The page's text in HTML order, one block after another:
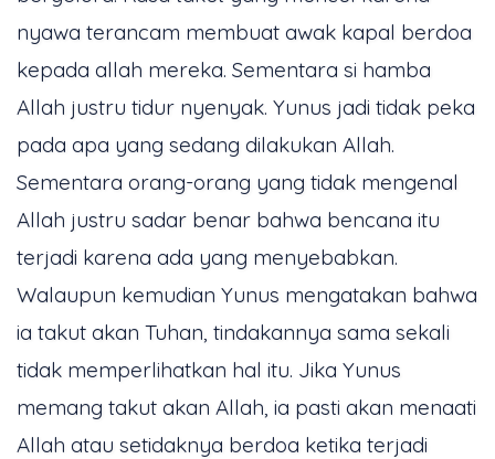
nyawa terancam membuat awak kapal berdoa
kepada allah mereka. Sementara si hamba
Allah justru tidur nyenyak. Yunus jadi tidak peka
pada apa yang sedang dilakukan Allah.
Sementara orang-orang yang tidak mengenal
Allah justru sadar benar bahwa bencana itu
terjadi karena ada yang menyebabkan.
Walaupun kemudian Yunus mengatakan bahwa
ia takut akan Tuhan, tindakannya sama sekali
tidak memperlihatkan hal itu. Jika Yunus
memang takut akan Allah, ia pasti akan menaati
Allah atau setidaknya berdoa ketika terjadi